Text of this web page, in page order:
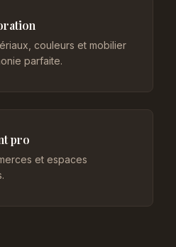
couleurs et mobilier
parfaite.
pro
et espaces